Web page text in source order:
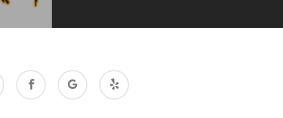
facebook
google-
plus
yelp